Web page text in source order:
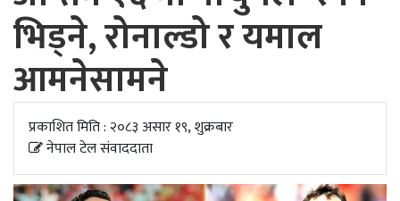
अन्तर्राष्ट्रिय
युके
अपडेट
खेलकुद
स्वास्थ्य/
जिबनशैली
भिड्ने, रोनाल्डो र यमाल
आमनेसामने
प्रकाशित मिति : २०८३ असार १९, शुक्रबार
नेपाल टेल संवाददाता